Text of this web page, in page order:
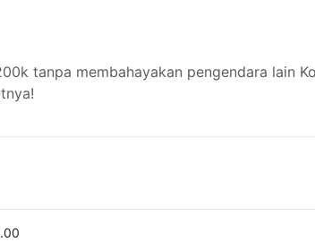
tanpa membahayakan pengendara lain